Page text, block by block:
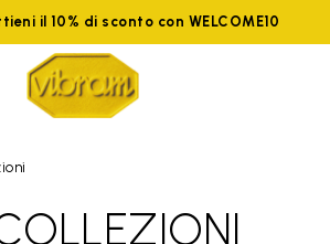
il 10% di sconto con WELCOME10